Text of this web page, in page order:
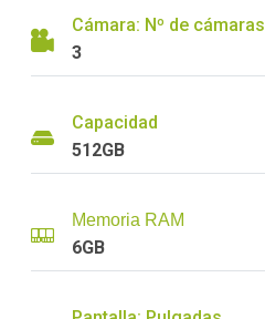
Cámara: Nº de cámaras
3
Capacidad
512GB
Memoria RAM
6GB